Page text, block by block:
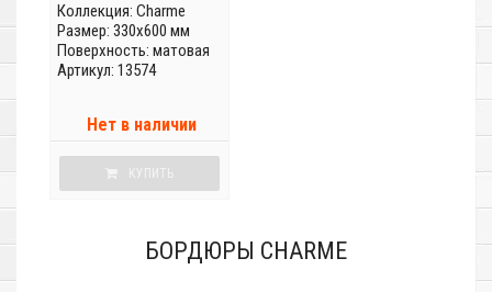
Коллекция: Charme
Размер: 330x600 мм
Поверхность: матовая
Артикул: 13574
Нет в наличии
КУПИТЬ
БОРДЮРЫ CHARME